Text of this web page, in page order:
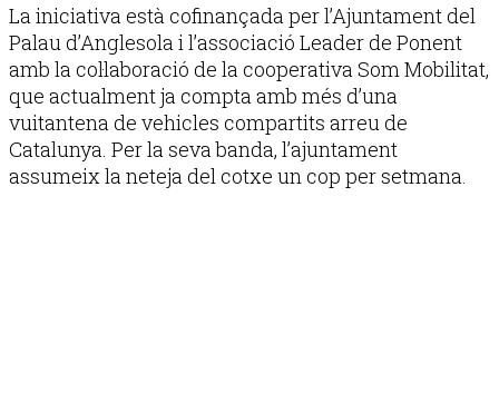
La iniciativa està cofinançada per l’Ajuntament del
Palau d’Anglesola i l’associació Leader de Ponent
amb la col·laboració de la cooperativa Som Mobilitat,
que actualment ja compta amb més d’una
vuitantena de vehicles compartits arreu de
Catalunya. Per la seva banda, l’ajuntament
assumeix la neteja del cotxe un cop per setmana.